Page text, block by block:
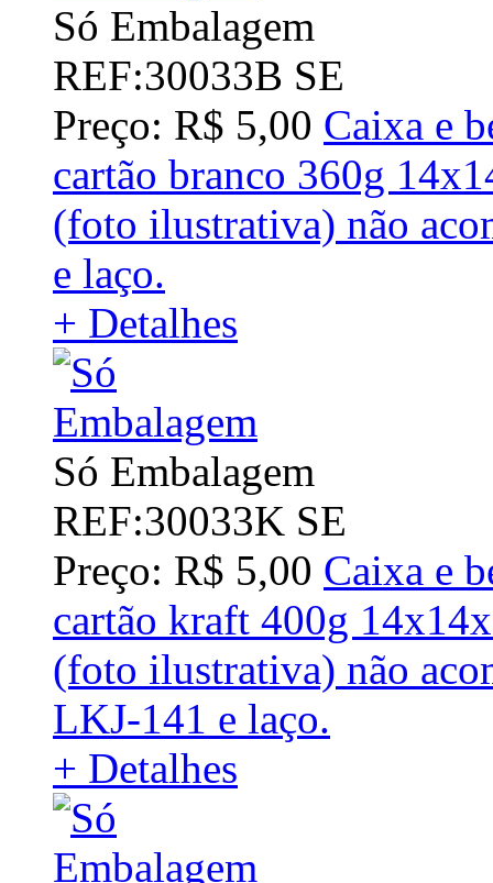
Só Embalagem
REF:30033B SE
Preço: R$ 5,00 Caixa e
cartão branco 360g
(foto ilustrativa) não
e laço.
+ Detalhes
Só Embalagem
REF:30033K SE
Preço: R$ 5,00 Caixa e
cartão kraft 400g
(foto ilustrativa) não
LKJ-141 e laço.
+ Detalhes